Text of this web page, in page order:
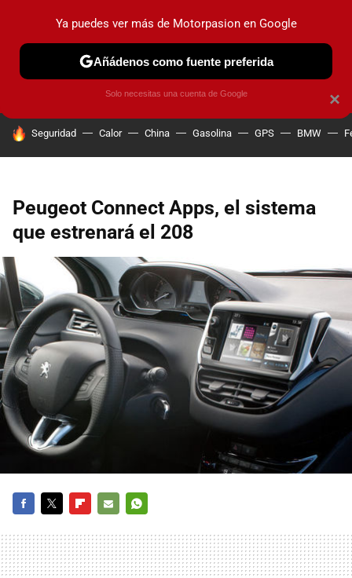
PRUEBAS COCHES ELÉCTRICOS OBSERVATORIO
HOY SE HABLA DE
Seguridad Calor China Gasolina GPS BMW
Peugeot Connect Apps, el sistema
que estrenará el 208
MAIL
×
Ya puedes ver más de Motorpasion en Google
Añádenos como fuente preferida
Solo necesitas una cuenta de Google